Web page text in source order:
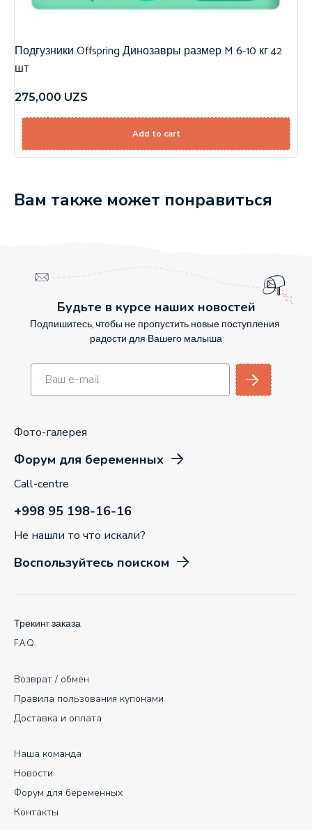
Подгузники Offspring Динозавры размер M 6-10 кг 42
шт
275,000 UZS
Add to cart
Вам также может понравиться
Будьте в курсе наших новостей
Подпишитесь, чтобы не пропустить новые поступления
радости для Вашего малыша
Фото-галерея
Форум для беременных
Call-centre
+998 95 198-16-16
Не нашли то что искали?
Воспользуйтесь поиском
Наша команда
Новости
Форум для беременных
Контакты
Возврат / обмен
Правила пользования купонами
Доставка и оплата
Трекинг заказа
F.A.Q.